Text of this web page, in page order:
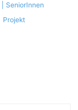
SeniorInnen
Projekt